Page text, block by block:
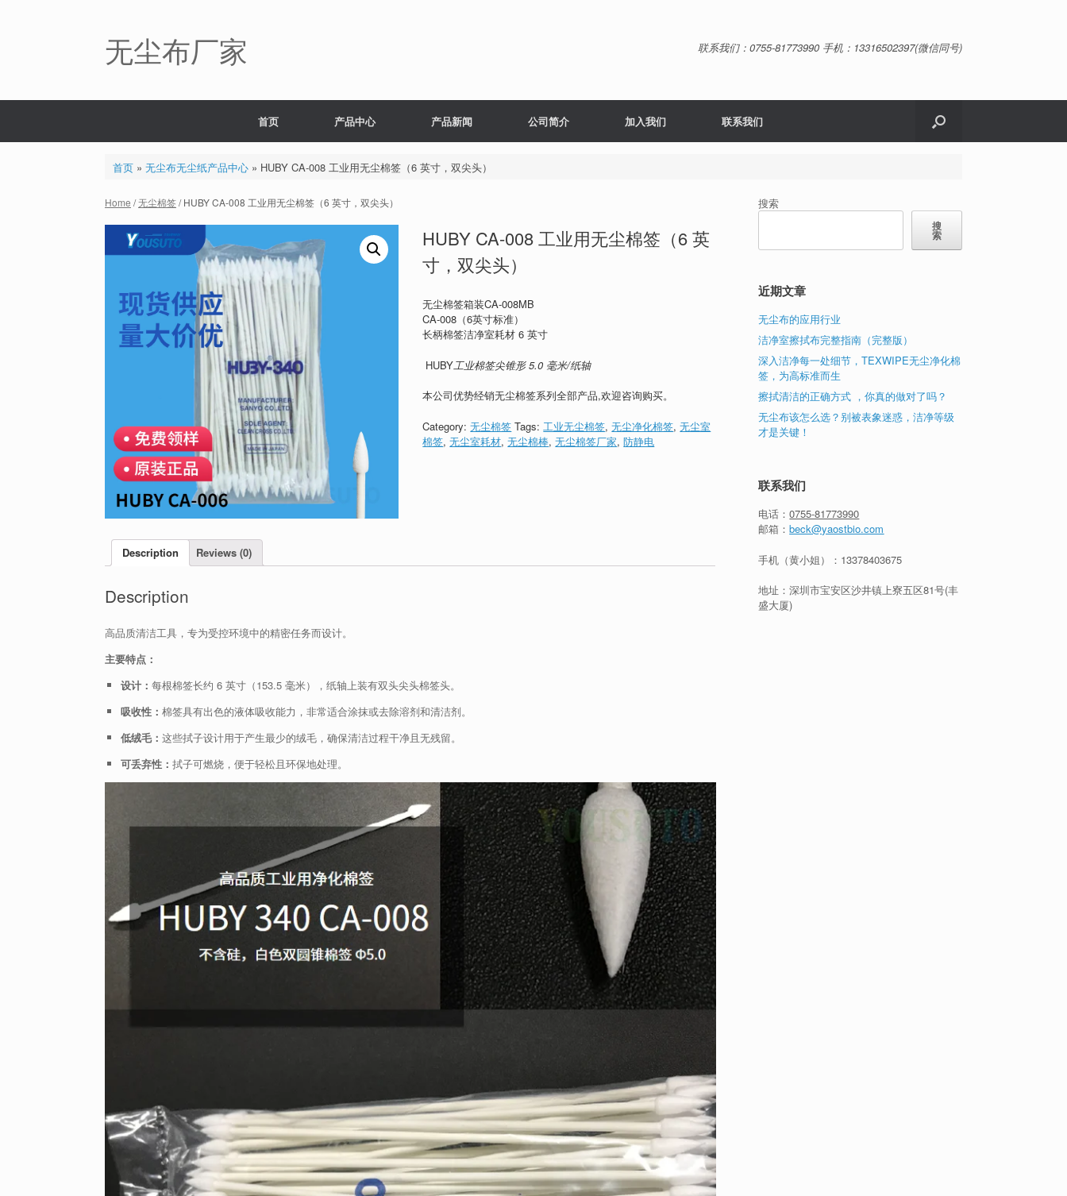
无尘布厂家 联系我们：0755-81773990 手机：13316502397(微信同号)
首页 产品中心 产品新闻 公司简介 加入我们 联系我们
首页» 无尘布无尘纸产品中心» HUBY CA-008 工业用无尘棉签（6 英寸，双尖头）
Home /无尘棉签/ HUBY CA-008 工业用无尘棉签（6 英寸，双尖头）
HUBY CA-008 工业用无尘棉签（6 英
寸，双尖头）
无尘棉签箱装CA-008MB
CA-008（6英寸标准）
长柄棉签洁净室耗材 6 英寸
HUBY工业棉签尖锥形 5.0 毫米/纸轴
本公司优势经销无尘棉签系列全部产品,欢迎咨询购买。
Category:无尘棉签 Tags:工业无尘棉签,无尘净化棉签,无尘室
棉签,无尘室耗材,无尘棉棒,无尘棉签厂家,防静电
Description Reviews (0)
Description
高品质清洁工具，专为受控环境中的精密任务而设计。
主要特点：
设计： 每根棉签长约 6 英寸（153.5 毫米），纸轴上装有双头尖头棉签头。
吸收性： 棉签具有出色的液体吸收能力，非常适合涂抹或去除溶剂和清洁剂。
低绒毛： 这些拭子设计用于产生最少的绒毛，确保清洁过程干净且无残留。
可丢弃性： 拭子可燃烧，便于轻松且环保地处理。
搜索
搜
索
近期文章
无尘布的应用行业
洁净室擦拭布完整指南（完整版）
深入洁净每一处细节，TEXWIPE无尘净化棉
签，为高标准而生
擦拭清洁的正确方式 ，你真的做对了吗？
无尘布该怎么选？别被表象迷惑，洁净等级
才是关键！
联系我们
电话：0755-81773990
邮箱：beck@yaostbio.com
手机（黄小姐）： 13378403675
地址：深圳市宝安区沙井镇上寮五区81号(丰
盛大厦)